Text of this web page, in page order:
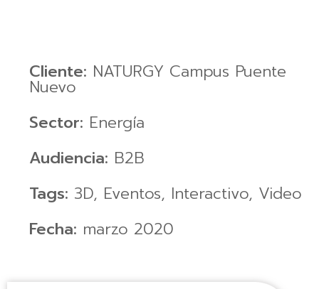
Cliente: NATURGY Campus Puente
Nuevo
Sector: Energía
Audiencia: B2B
Tags: 3D, Eventos, Interactivo, Video
Fecha: marzo 2020